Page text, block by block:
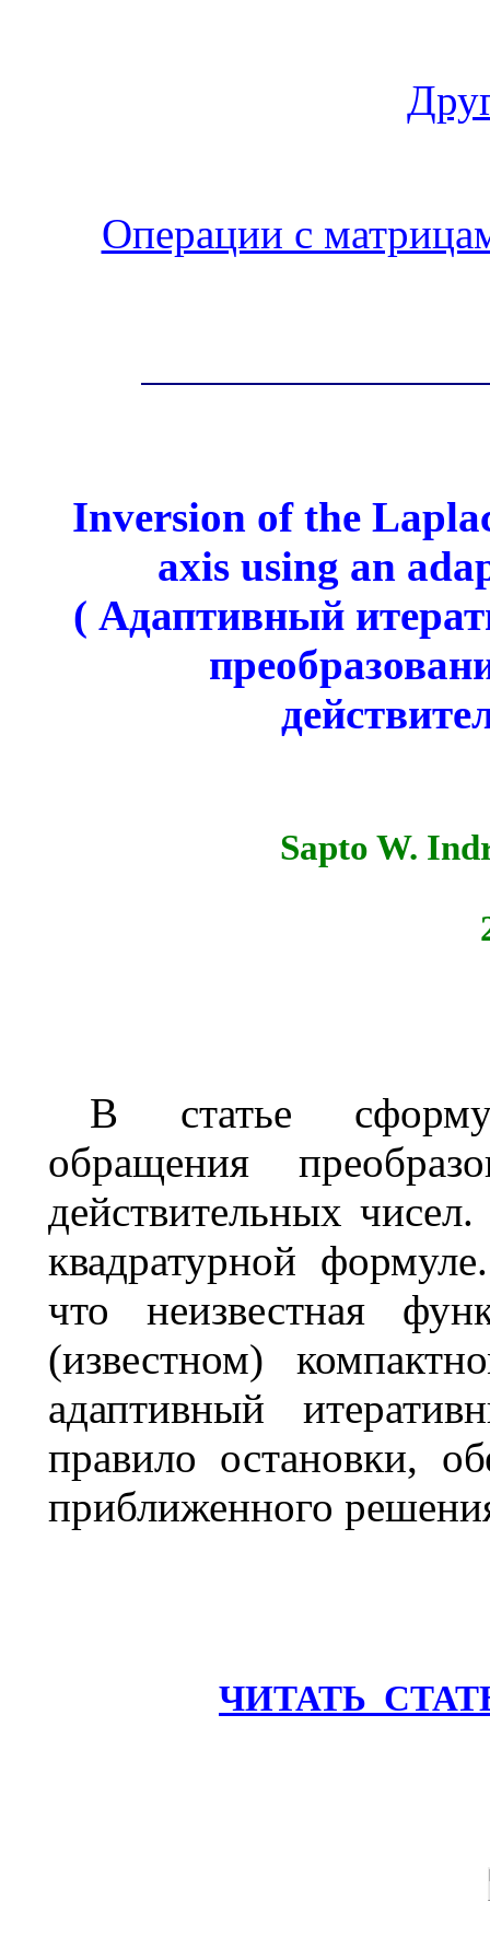
Операции с
Inversion of the
axis using an
( Адаптивный
Sapto W.
В статье
обращения
действительных
квадратурной
что неизвестная
(известном)
адаптивный
правило остановки,
приближенного
ЧИТАТЬ